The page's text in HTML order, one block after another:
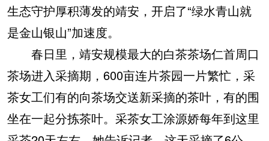
生态守护厚积薄发的靖安，开启了“绿水青山就
是金山银山”加速度。
春日里，靖安规模最大的白茶茶场仁首周口
茶场进入采摘期，600亩连片茶园一片繁忙，采
茶女工们有的向茶场交送新采摘的茶叶，有的围
坐在一起分拣茶叶。采茶女工涂源娇每年到这里